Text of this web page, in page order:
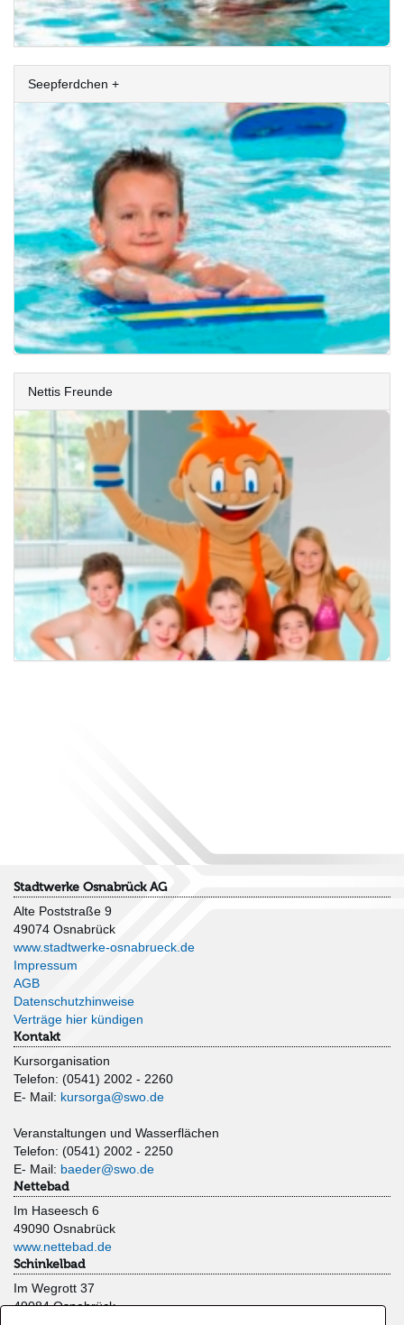
Seepferdchen +
Nettis Freunde
Stadtwerke Osnabrück AG
Alte Poststraße 9
49074 Osnabrück
www.stadtwerke-osnabrueck.de
Impressum
AGB
Datenschutzhinweise
Verträge hier kündigen
Kontakt
Kursorganisation
Telefon: (0541) 2002 - 2260
E- Mail: kursorga@swo.de
Veranstaltungen und Wasserflächen
Telefon: (0541) 2002 - 2250
E- Mail: baeder@swo.de
Nettebad
Im Haseesch 6
49090 Osnabrück
www.nettebad.de
Schinkelbad
Im Wegrott 37
49084 Osnabrück